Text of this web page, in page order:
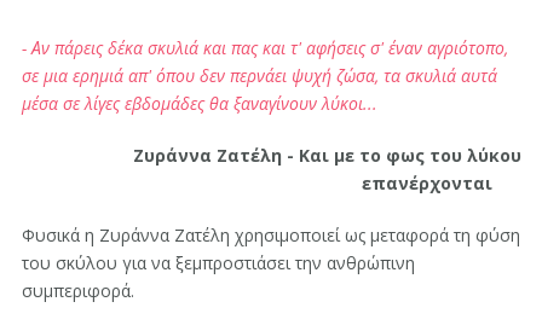
- Αν πάρεις δέκα σκυλιά και πας και τ' αφήσεις σ' έναν αγριότοπο,
σε μια ερημιά απ' όπου δεν περνάει ψυχή ζώσα, τα σκυλιά αυτά
μέσα σε λίγες εβδομάδες θα ξαναγίνουν λύκοι...
Ζυράννα Ζατέλη - Και με το φως του λύκου
επανέρχονται
Φυσικά η Ζυράννα Ζατέλη χρησιμοποιεί ως μεταφορά τη φύση
του σκύλου για να ξεμπροστιάσει την ανθρώπινη
συμπεριφορά.